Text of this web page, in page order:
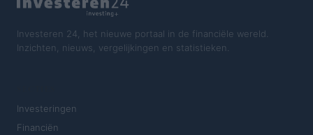
Investeren 24, het nieuwe portaal in de financiële wereld.
Inzichten, nieuws, vergelijkingen en statistieken.
Investeringen
Financiën